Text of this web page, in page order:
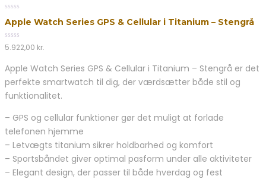
out
5
Apple Watch Series GPS & Cellular i Titanium – Stengrå
0
out
5
5.922,00 kr.
Apple Watch Series GPS & Cellular i Titanium – Stengrå er det
perfekte smartwatch til dig, der værdsætter både stil og
funktionalitet.
– GPS og cellular funktioner gør det muligt at forlade
telefonen hjemme
– Letvægts titanium sikrer holdbarhed og komfort
– Sportsbåndet giver optimal pasform under alle aktiviteter
– Elegant design, der passer til både hverdag og fest